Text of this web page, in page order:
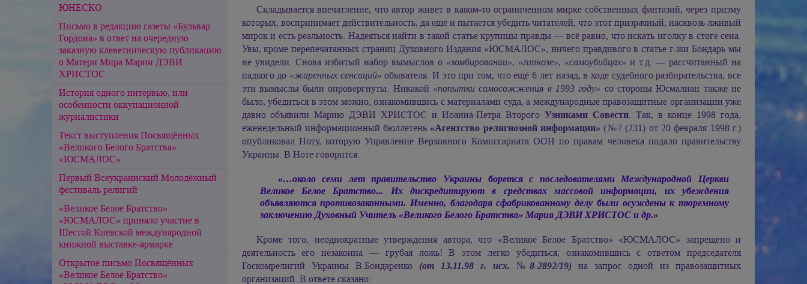
ЮНЕСКО
Письмо в редакцию газеты «Бульвар
Гордона» в ответ на очередную
заказную клеветническую публикацию
о Матери Мира Марии ДЭВИ
ХРИСТОС
История одного интервью, или
особенности оккупационной
журналистики
Текст выступления Посвящённых
«Великого Белого Братства»
«ЮСМАЛОС»
Первый Всеукраинский Молодёжный
фестиваль религий
«Великое Белое Братство»
«ЮСМАЛОС» приняло участие в
Шестой Киевской международной
книжной выставке-ярмарке
Открытое письмо Посвящённых
«Великое Белое Братство»
Складывается впечатление, что автор живёт в каком-то ограниченном мирке собственных фантазий, через призму
которых, воспринимает действительность, да ещё и пытается убедить читателей, что этот призрачный, насквозь лживый
мирок и есть реальность. Надеяться найти в такой статье крупицы правды — всё равно, что искать иголку в стоге сена.
Увы, кроме перепечатанных страниц Духовного Издания «ЮСМАЛОС», ничего правдивого в статье г-жи Бондарь мы
не увидели. Снова избитый набор вымыслов о «зомбировании», «гипнозе», «самоубийцах» и т.д. — рассчитанный на
падкого до «жаренных сенсаций» обывателя. И это при том, что ещё 6 лет назад, в ходе судебного разбирательства, все
эти вымыслы были опровергнуты. Никакой «попытки самосожжения в 1993 году» со стороны Юсмалиан также не
было, убедиться в этом можно, ознакомившись с материалами суда, а международные правозащитные организации уже
давно объявилиМарию ДЭВИ ХРИСТОС и Иоанна-Петра ВторогоУзниками Совести. Так, в конце 1998 года,
еженедельный информационный бюллетень «Агентство религиозной информации» (№7 (231) от 20 февраля 1998 г.)
опубликовал Ноту, которую Управление Верховного Комиссариата ООН по правам человека подало правительству
Украины. В Ноте говорится:
«…около семи лет правительство Украины борется с последователями Международной Церкви
Великое Белое Братство... Их дискредитируют в средствах массовой информации, их убеждения
объявляются противозаконными. Именно, благодаря сфабрикованному делу были осуждены к тюремному
заключению Духовный Учитель «Великого Белого Братства» Мария ДЭВИ ХРИСТОСи др.»
Кроме того, неоднократные утверждения автора, что «Великое Белое Братство» «ЮСМАЛОС» запрещено и
деятельность его незаконна — грубая ложь! В этом легко убедиться, ознакомившись с ответом председателя
Госкомрелигий Украины В.Бондаренко (от 13.11.98 г. исх. №8-2892/19)на запрос одной из правозащитных
организаций. В ответе сказано: